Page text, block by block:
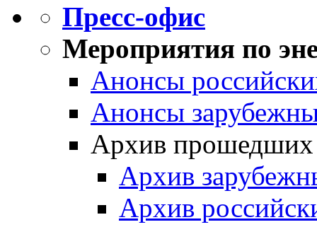
Пресс-офис
Мероприятия по
Анонсы
Анонсы
Архив прошедших
Архив
Архив